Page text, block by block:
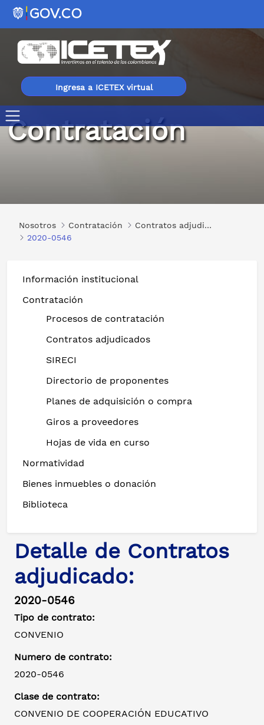
Ingresa a ICETEX virtual
2020-0546
Contratación
Nosotros Contratación
Contratos adjudicados
2020-0546
Información institucional
Contratación
Procesos de contratación
Contratos adjudicados
SIRECI
Directorio de proponentes
Planes de adquisición o compra
Giros a proveedores
Hojas de vida en curso
Normatividad
Bienes inmuebles o donación
Biblioteca
Detalle de Contratos
adjudicado:
2020-0546
Tipo de contrato:
CONVENIO
Numero de contrato:
2020-0546
Clase de contrato:
CONVENIO DE COOPERACIÓN EDUCATIVO